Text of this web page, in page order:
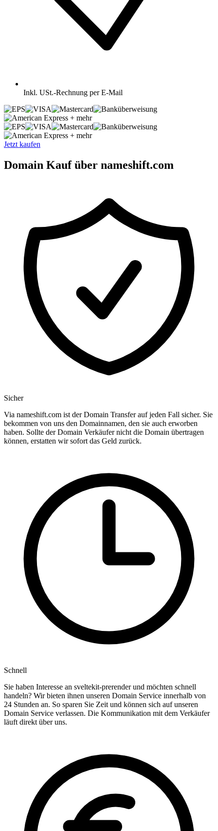
Inkl. USt.-Rechnung per E-Mail
+ mehr
+ mehr
Jetzt kaufen
Domain Kauf über nameshift.com
Sicher
Via nameshift.com ist der Domain Transfer auf jeden Fall sicher. Sie
bekommen von uns den Domainnamen, den sie auch erworben
haben. Sollte der Domain Verkäufer nicht die Domain übertragen
können, erstatten wir sofort das Geld zurück.
Schnell
Sie haben Interesse an sveltekit-prerender und möchten schnell
handeln? Wir bieten ihnen unseren Domain Service innerhalb von
24 Stunden an. So sparen Sie Zeit und können sich auf unseren
Domain Service verlassen. Die Kommunikation mit dem Verkäufer
läuft direkt über uns.